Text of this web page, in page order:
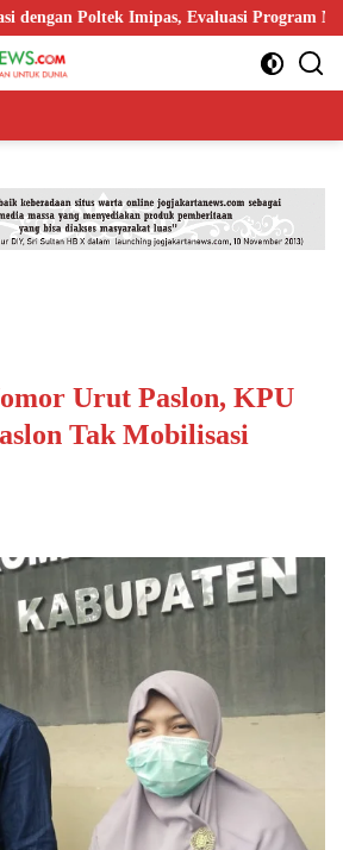
Imipas, Evaluasi Program Magang
Urut Paslon, KPU
Tak Mobilisasi